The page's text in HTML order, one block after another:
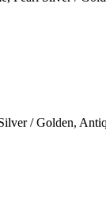
/ Golden,